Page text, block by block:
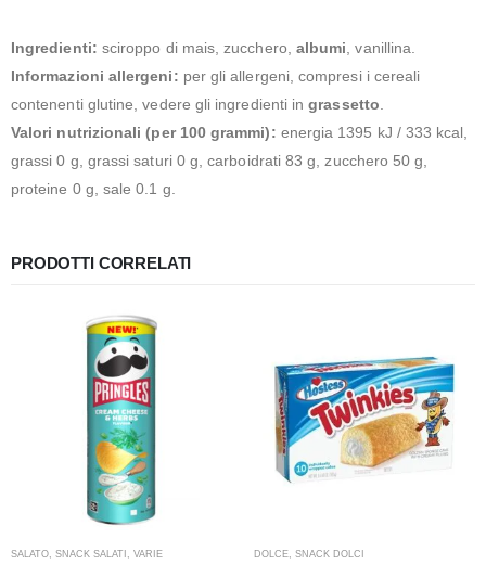
Ingredienti: sciroppo di mais, zucchero, albumi, vanillina.
Informazioni allergeni: per gli allergeni, compresi i cereali
contenenti glutine, vedere gli ingredienti ingrassetto.
Valori nutrizionali (per 100 grammi): energia 1395 kJ / 333 kcal,
grassi 0 g, grassi saturi 0 g, carboidrati 83 g, zucchero 50 g,
proteine 0 g, sale 0.1 g.
PRODOTTI CORRELATI
SALATO SNACK SALATI VARIE DOLCE SNACK DOLCI